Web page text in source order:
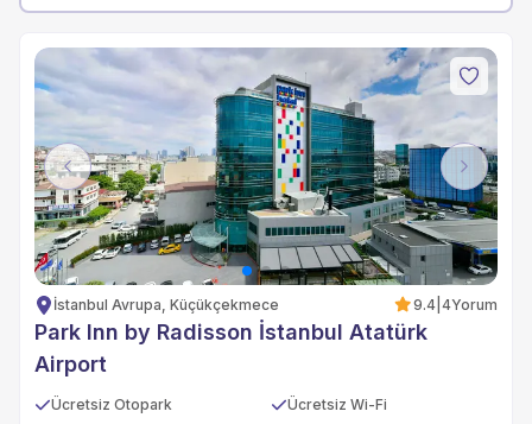
Previous Next
İstanbul Avrupa, Küçükçekmece 9.4 4Yorum
Park Inn by Radisson İstanbul Atatürk
Airport
Ücretsiz Otopark
Ücretsiz Wi-Fi